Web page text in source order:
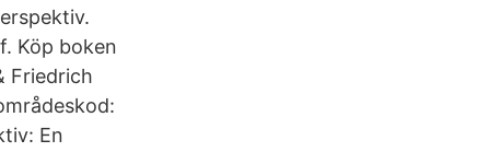
Köp boken
Friedrich
En